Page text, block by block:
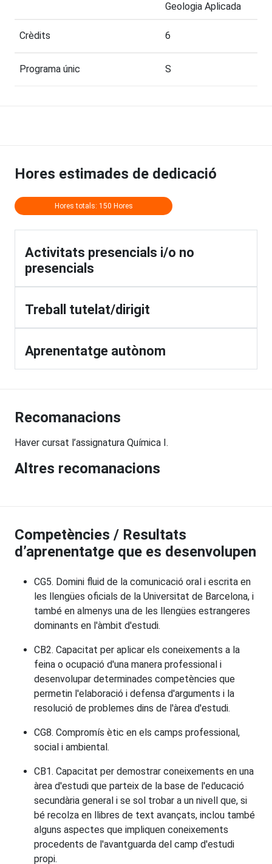
Geologia Aplicada
Crèdits 6
Programa únic S
Hores estimades de dedicació
Hores totals: 150 Hores
Activitats presencials i/o no
presencials
Treball tutelat/dirigit
Aprenentatge autònom
Recomanacions
Haver cursat l’assignatura Química I.
Altres recomanacions
Competències / Resultats
d’aprenentatge que es desenvolupen
CG5. Domini fluid de la comunicació oral i escrita en
les llengües oficials de la Universitat de Barcelona, i
també en almenys una de les llengües estrangeres
dominants en l'àmbit d'estudi.
CB2. Capacitat per aplicar els coneixements a la
feina o ocupació d'una manera professional i
desenvolupar determinades competències que
permetin l'elaboració i defensa d'arguments i la
resolució de problemes dins de l'àrea d'estudi.
CG8. Compromís ètic en els camps professional,
social i ambiental.
CB1. Capacitat per demostrar coneixements en una
àrea d'estudi que parteix de la base de l'educació
secundària general i se sol trobar a un nivell que, si
bé recolza en llibres de text avançats, inclou també
alguns aspectes que impliquen coneixements
procedents de l'avantguarda del camp d'estudi
propi.